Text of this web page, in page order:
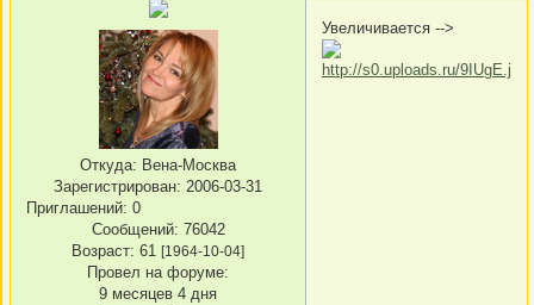
Откуда: Вена-Москва
Зарегистрирован: 2006-03-31
Приглашений: 0
Сообщений: 76042
Возраст: 61 [1964-10-04]
Провел на форуме:
9 месяцев 4 дня
Увеличивается -->